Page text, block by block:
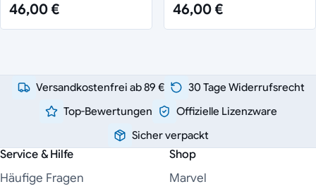
46,00 € 46,00 €
Versandkostenfrei ab 89 €
30 Tage Widerrufsrecht
Top-Bewertungen
Offizielle Lizenzware
Sicher verpackt
Service & Hilfe
Häufige Fragen
Shop
Marvel